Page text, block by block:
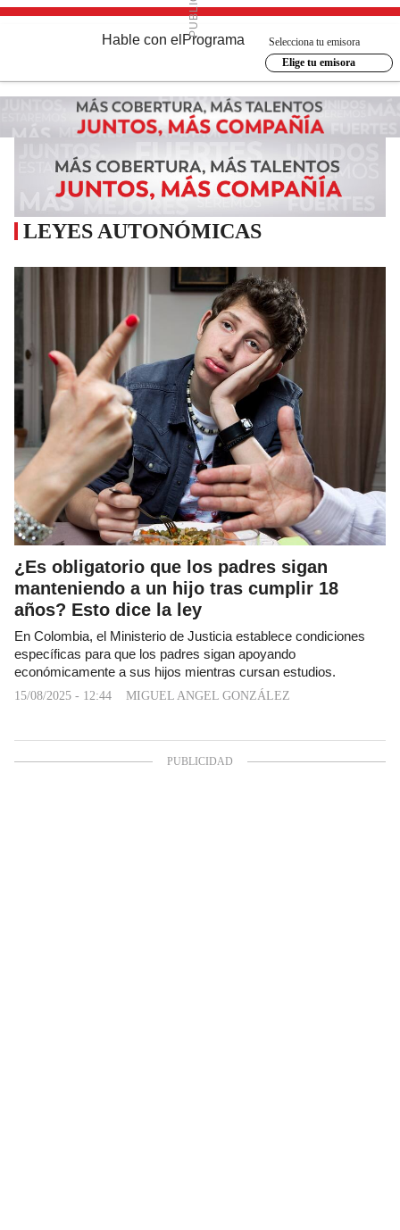
Hable con el Programa
Selecciona tu emisora
Elige tu emisora
LEYES AUTONÓMICAS
¿Es obligatorio que los padres sigan
manteniendo a un hijo tras cumplir 18
años? Esto dice la ley
En Colombia, el Ministerio de Justicia establece condiciones
específicas para que los padres sigan apoyando
económicamente a sus hijos mientras cursan estudios.
15/08/2025 - 12:44 MIGUEL ANGEL GONZÁLEZ